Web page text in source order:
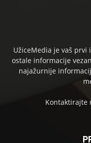
UžiceMedia je vaš prvi
ostale informacije
najažurnije
Kontaktirajte